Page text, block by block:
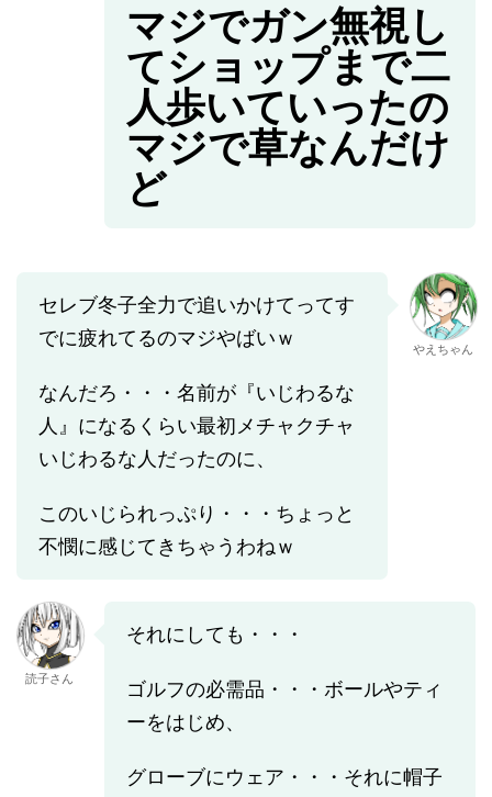
マジでガン無視し
てショップまで二
人歩いていったの
マジで草なんだけ
ど
セレブ冬子全力で追いかけてってす
でに疲れてるのマジやばいｗ
なんだろ・・・名前が『いじわるな
人』になるくらい最初メチャクチャ
いじわるな人だったのに、
このいじられっぷり・・・ちょっと
不憫に感じてきちゃうわねｗ
やえちゃん
読子さん
それにしても・・・
ゴルフの必需品・・・ボールやティ
ーをはじめ、
グローブにウェア・・・それに帽子